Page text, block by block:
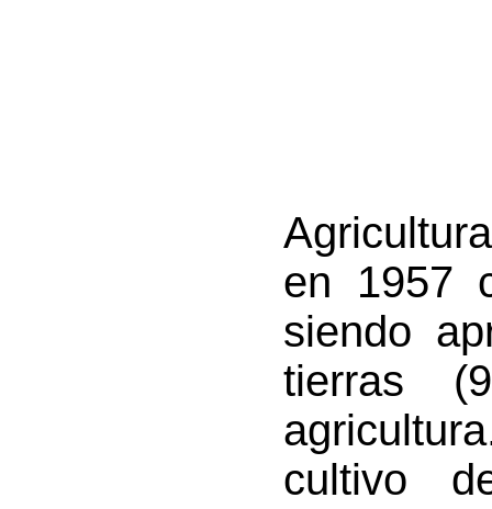
en 1957
siendo
tierras
cultivo